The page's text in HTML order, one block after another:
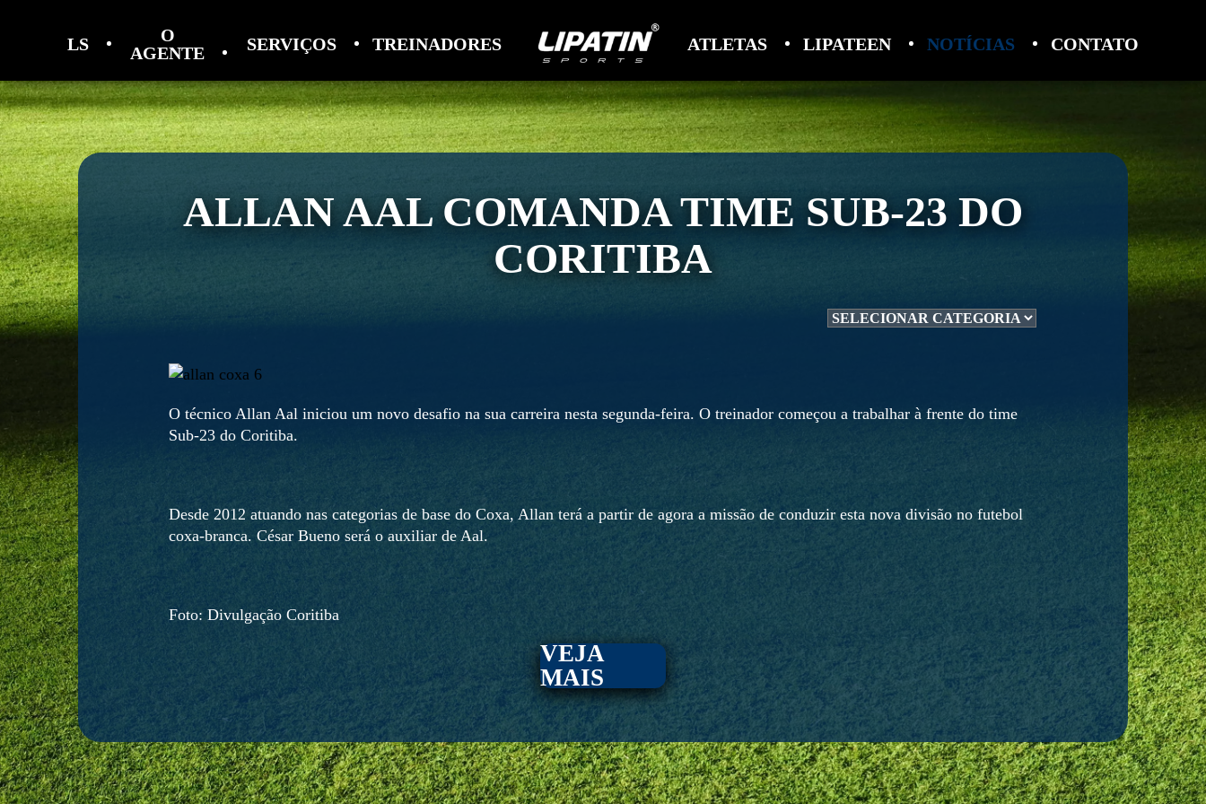
LS
O
AGENTE
SERVIÇOS TREINADORES ATLETAS LIPATEEN NOTÍCIAS CONTATO
ALLAN AAL COMANDA TIME SUB-23 DO
CORITIBA
O técnico Allan Aal iniciou um novo desafio na sua carreira nesta segunda-feira. O treinador começou a trabalhar à frente do time
Sub-23 do Coritiba.
Desde 2012 atuando nas categorias de base do Coxa, Allan terá a partir de agora a missão de conduzir esta nova divisão no futebol
coxa-branca. César Bueno será o auxiliar de Aal.
Foto: Divulgação Coritiba
VEJA
MAIS